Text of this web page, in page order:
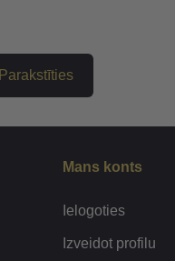
Parakstīties
Mans konts
Ielogoties
Izveidot profilu